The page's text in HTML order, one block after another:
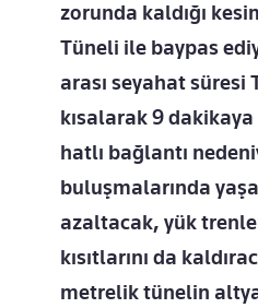
zorunda kaldığı
Tüneli ile baypas
arası seyahat süresi
kısalarak 9 dakikaya
hatlı bağlantı
buluşmalarında
azaltacak, yük
kısıtlarını da
metrelik tünelin